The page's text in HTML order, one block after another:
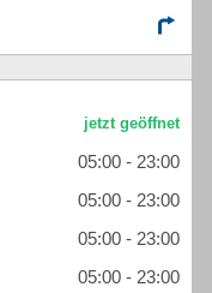
05:00 - 23:00
05:00 - 23:00
05:00 - 23:00
05:00 - 23:00